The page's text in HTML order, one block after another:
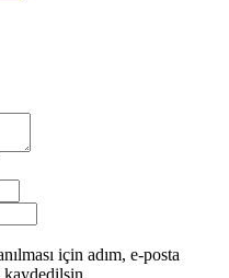
için adım, e-posta